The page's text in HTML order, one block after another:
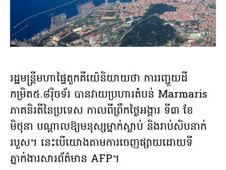
រដ្ឋមន្ត្រីមហាផ្ទៃតួកគីយ៉េនិយាយថា ការរញ្ជួយដី
កម្រិត៥.៨រ៉ិចទ័រ បានវាយប្រហារតំបន់ Marmaris
ភាគនិរតីនៃប្រទេស កាលពីព្រឹកថ្ងៃអង្គារ ទី៣ ខែ
មិថុនា បណ្តាលឱ្យមនុស្សម្នាក់ស្លាប់ និងរាប់សិបនាក់
របួស។ នេះបើយោងតាមការចេញផ្សាយដោយទី
ភ្នាក់ងារសារព័ត៌មាន AFP។